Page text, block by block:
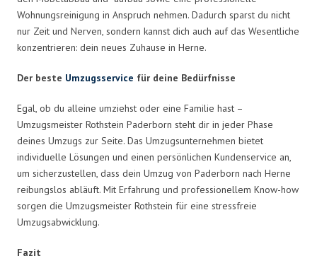
Wohnungsreinigung in Anspruch nehmen. Dadurch sparst du nicht
nur Zeit und Nerven, sondern kannst dich auch auf das Wesentliche
konzentrieren: dein neues Zuhause in Herne.
Der beste Umzugsservice für deine Bedürfnisse
Egal, ob du alleine umziehst oder eine Familie hast –
Umzugsmeister Rothstein Paderborn steht dir in jeder Phase
deines Umzugs zur Seite. Das Umzugsunternehmen bietet
individuelle Lösungen und einen persönlichen Kundenservice an,
um sicherzustellen, dass dein Umzug von Paderborn nach Herne
reibungslos abläuft. Mit Erfahrung und professionellem Know-how
sorgen die Umzugsmeister Rothstein für eine stressfreie
Umzugsabwicklung.
Fazit